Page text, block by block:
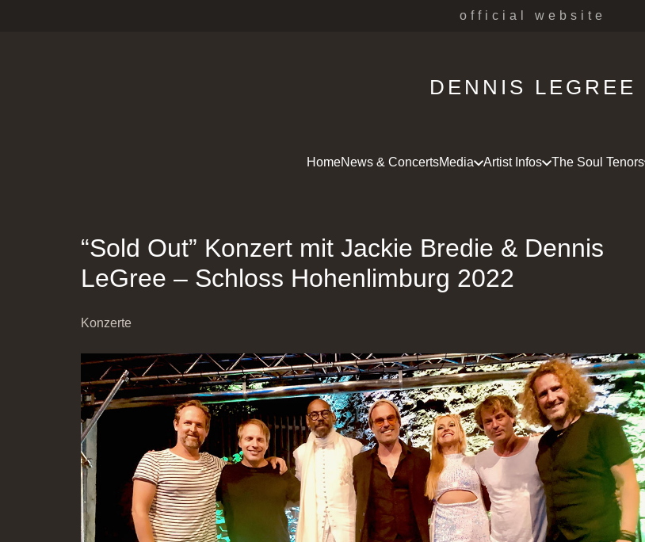
official website
DENNIS LEGREE
HomeNews & ConcertsMedia Artist Infos The Soul Tenors
“Sold Out” Konzert mit Jackie Bredie & Dennis
LeGree – Schloss Hohenlimburg 2022
Konzerte